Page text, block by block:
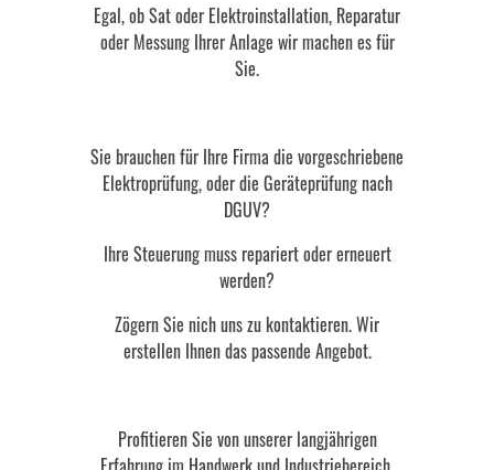
Egal, ob Sat oder Elektroinstallation, Reparatur
oder Messung Ihrer Anlage wir machen es für
Sie.
Sie brauchen für Ihre Firma die vorgeschriebene
Elektroprüfung, oder die Geräteprüfung nach
DGUV?
Ihre Steuerung muss repariert oder erneuert
werden?
Zögern Sie nich uns zu kontaktieren. Wir
erstellen Ihnen das passende Angebot.
Profitieren Sie von unserer langjährigen